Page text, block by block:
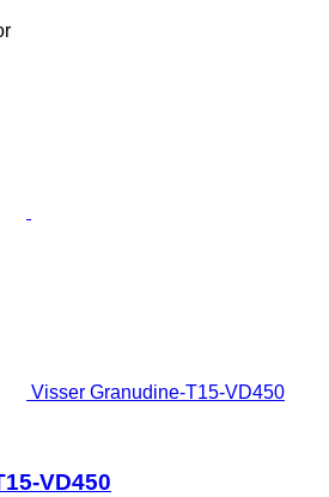
Visser Granudine-T15-VD450
VD450